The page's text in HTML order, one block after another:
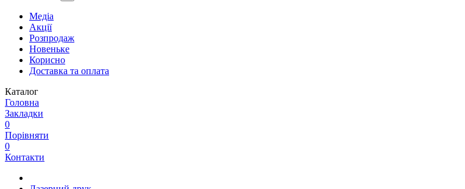
Медіа
Акції
Розпродаж
Новеньке
Корисно
Доставка та оплата
Каталог
Головна
Закладки
0
Порівняти
0
Контакти